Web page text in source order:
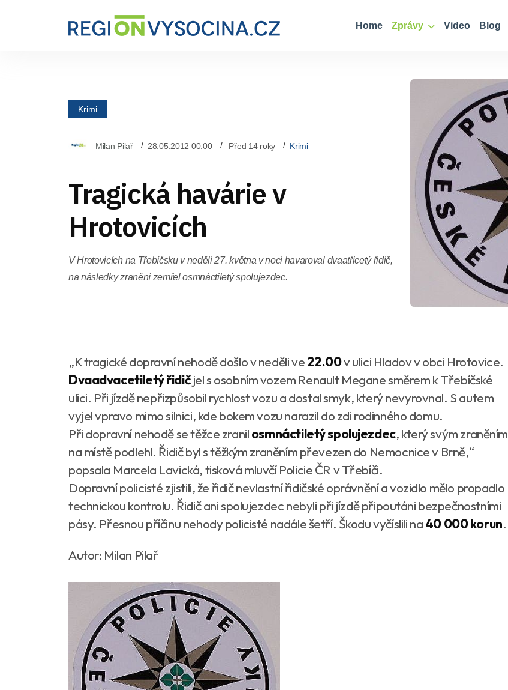
Home Zprávy Video Blog
Krimi
Milan Pilař 28.05.2012 00:00 Před 14 roky Krimi
Tragická havárie v
Hrotovicích
V Hrotovicích na Třebíčsku v neděli 27. května v noci havaroval dvaatřicetý řidič,
na následky zranění zemřel osmnáctiletý spolujezdec.
„K tragické dopravní nehodě došlo v neděli ve22.00v ulici Hladov v obci Hrotovice.
Dvaadvacetiletý řidičjel s osobním vozem Renault Megane směrem k Třebíčské
ulici. Při jízdě nepřizpůsobil rychlost vozu a dostal smyk, který nevyrovnal. S autem
vyjel vpravo mimo silnici, kde bokem vozu narazil do zdi rodinného domu.
Při dopravní nehodě se těžce zranilosmnáctiletý spolujezdec, který svým zraněním
na místě podlehl. Řidič byl s těžkým zraněním převezen do Nemocnice v Brně,“
popsala Marcela Lavická, tisková mluvčí Policie ČR v Třebíči.
Dopravní policisté zjistili, že řidič nevlastní řidičské oprávnění a vozidlo mělo propadlo
technickou kontrolu. Řidič ani spolujezdec nebyli při jízdě připoutáni bezpečnostními
pásy. Přesnou příčinu nehody policisté nadále šetří. Škodu vyčíslili na40 000 korun.
Autor: Milan Pilař